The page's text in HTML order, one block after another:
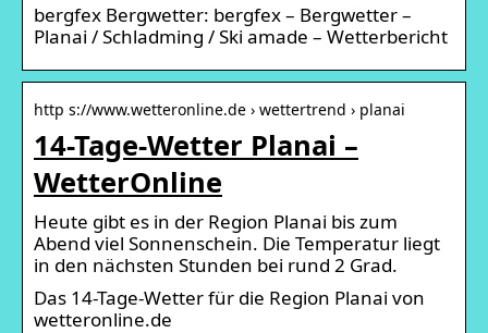
bergfex Bergwetter: bergfex – Bergwetter –
Planai / Schladming / Ski amade – Wetterbericht
http s://www.wetteronline.de › wettertrend › planai
14-Tage-Wetter Planai –
WetterOnline
Heute gibt es in der Region Planai bis zum
Abend viel Sonnenschein. Die Temperatur liegt
in den nächsten Stunden bei rund 2 Grad.
Das 14-Tage-Wetter für die Region Planai von
wetteronline.de